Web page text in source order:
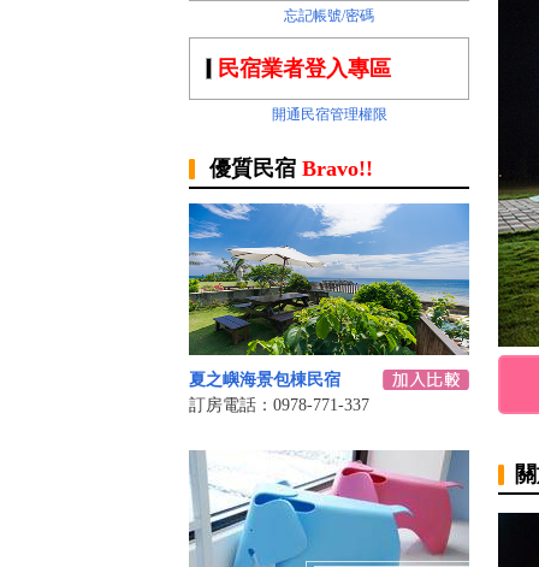
忘記帳號/密碼
民宿業者登入專區
開通民宿管理權限
優質民宿 Bravo!!
夏之嶼海景包棟民宿
訂房電話：0978-771-337